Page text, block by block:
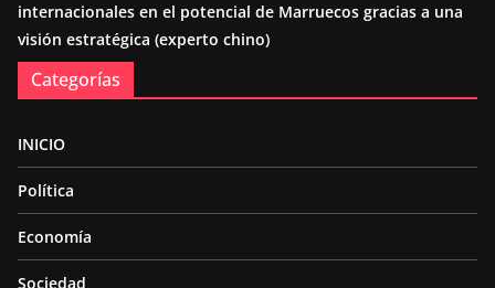
internacionales en el potencial de Marruecos gracias a una
visión estratégica (experto chino)
Categorías
INICIO
Política
Economía
Sociedad